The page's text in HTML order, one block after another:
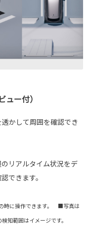
ー付）
かして周囲を確認でき
リアルタイム状況をデ
できます。
時に操作できます。 ■写真は
知範囲はイメージです。